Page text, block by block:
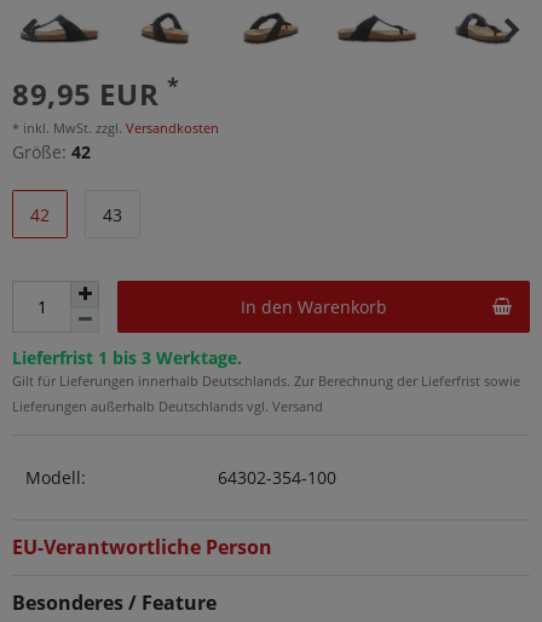
89,95 EUR *
* inkl. MwSt. zzgl. Versandkosten
Größe: 42
42 43
In den Warenkorb
Lieferfrist 1 bis 3 Werktage.
Gilt für Lieferungen innerhalb Deutschlands. Zur Berechnung der Lieferfrist sowie
Lieferungen außerhalb Deutschlands vgl. Versand
Modell: 64302-354-100
EU-Verantwortliche Person
Besonderes / Feature